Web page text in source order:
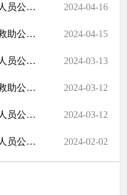
常青街道2024年4月份特困人员公示名单 2024-04-16
常青街道2024年3月份临时救助公示名单 2024-04-15
常青街道2024年3月份低保人员公示名单 2024-03-13
常青街道2024年2月份临时救助公示名单 2024-03-12
常青街道2024年3月份特困人员公示名单 2024-03-12
常青街道2024年2月份低保人员公示名单 2024-02-02